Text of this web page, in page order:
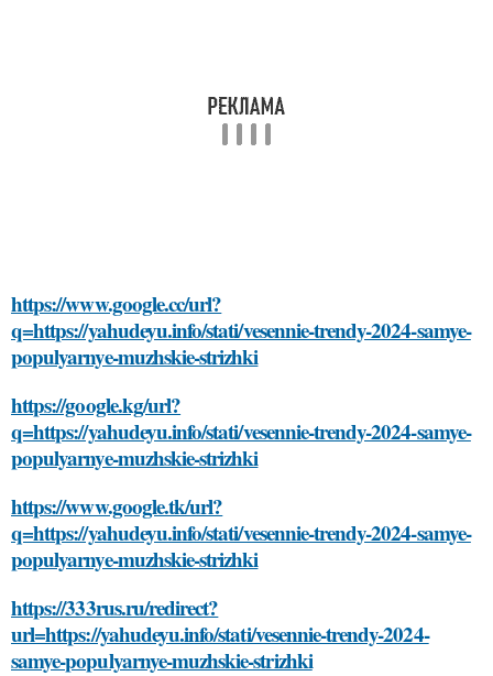
https://www.google.cc/url?
q=https://yahudeyu.info/stati/vesennie-trendy-2024-samye-
populyarnye-muzhskie-strizhki
https://google.kg/url?
q=https://yahudeyu.info/stati/vesennie-trendy-2024-samye-
populyarnye-muzhskie-strizhki
https://www.google.tk/url?
q=https://yahudeyu.info/stati/vesennie-trendy-2024-samye-
populyarnye-muzhskie-strizhki
https://333rus.ru/redirect?
url=https://yahudeyu.info/stati/vesennie-trendy-2024-
samye-populyarnye-muzhskie-strizhki